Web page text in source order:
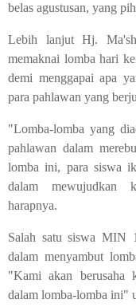
belas agustusan, yang
Lebih lanjut Hj.
memaknai lomba hari
demi menggapai apa
para pahlawan yang
"Lomba-lomba yang
pahlawan dalam
lomba ini, para siswa
dalam mewujudkan
harapnya.
Salah satu siswa MIN
dalam menyambut
"Kami akan berusaha
dalam lomba-lomba ini"